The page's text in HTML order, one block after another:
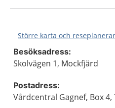
Större karta och
Besöksadress:
Skolvägen 1, Mockfjärd
Postadress:
Vårdcentral Gagnef, Box 4,